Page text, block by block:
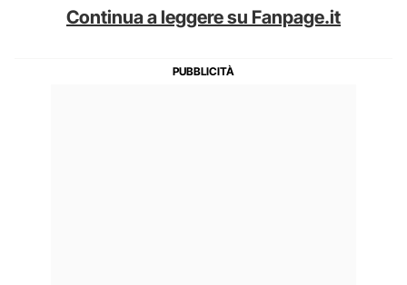
Continua a leggere su Fanpage.it